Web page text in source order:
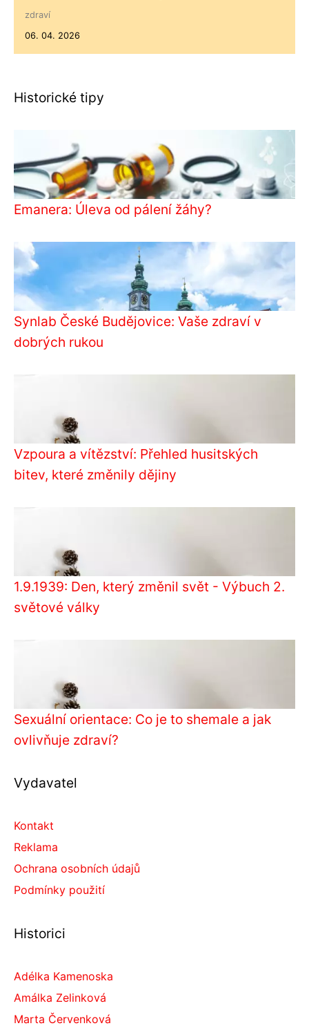
zdraví
06. 04. 2026
Historické tipy
Emanera: Úleva od pálení žáhy?
Synlab České Budějovice: Vaše zdraví v
dobrých rukou
Vzpoura a vítězství: Přehled husitských
bitev, které změnily dějiny
1.9.1939: Den, který změnil svět - Výbuch 2.
světové války
Sexuální orientace: Co je to shemale a jak
ovlivňuje zdraví?
Vydavatel
Kontakt
Reklama
Ochrana osobních údajů
Podmínky použití
Historici
Adélka Kamenoska
Amálka Zelinková
Marta Červenková